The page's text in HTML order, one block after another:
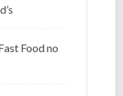
Food no